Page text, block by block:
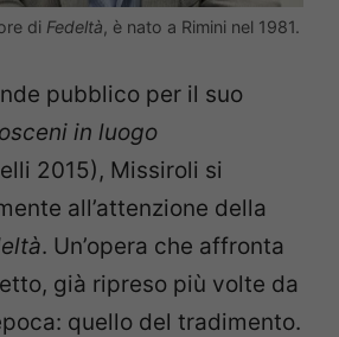
di Fedeltà, è nato a Rimini nel 1981.
pubblico per il suo
in luogo
2015), Missiroli si
all’attenzione della
. Un’opera che affronta
già ripreso più volte da
quello del tradimento.